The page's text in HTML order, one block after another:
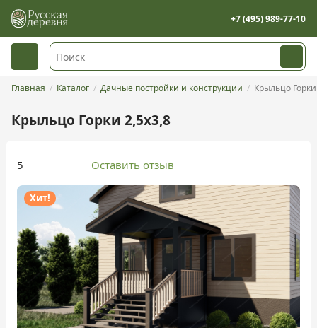
+7 (495) 989-77-10
Главная Каталог Дачные постройки и конструкции Крыльцо Горки
Крыльцо Горки 2,5х3,8
Хит!
5 Оставить отзыв